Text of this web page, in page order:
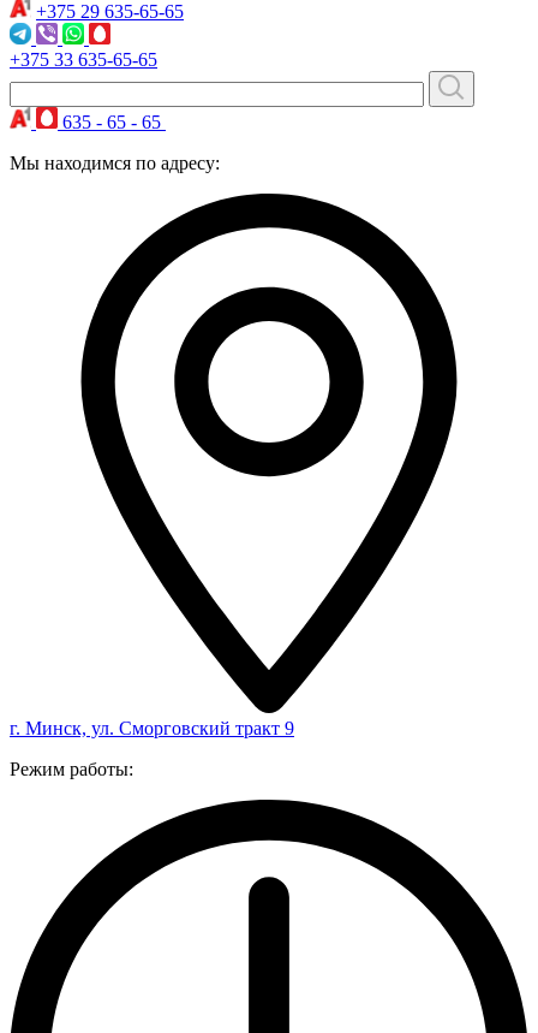
+375 29 635-65-65
+375 33 635-65-65
635 - 65 - 65
Мы находимся по адресу:
г. Минск, ул. Сморговский тракт 9
Режим работы: